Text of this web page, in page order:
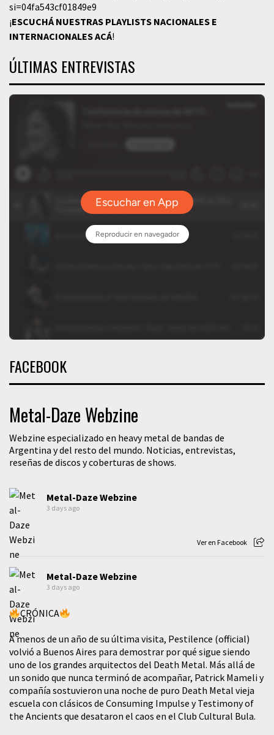
si=04fa543cf01849e9
¡ESCUCHÁ NUESTRAS PLAYLISTS NACIONALES E
INTERNACIONALESACÁ!
ÚLTIMAS ENTREVISTAS
FACEBOOK
Metal-Daze Webzine
Webzine especializado en heavy metal de bandas de
Argentina y del resto del mundo. Noticias, entrevistas,
reseñas de discos y coberturas de shows.
Metal-Daze Webzine
3 days ago
Ver en Facebook
Metal-Daze Webzine
3 days ago
CRÓNICA
A menos de un año de su última visita, Pestilence (official)
volvió a Buenos Aires para demostrar por qué sigue siendo
uno de los grandes arquitectos del Death Metal. Más allá de
un sonido que nunca terminó de acompañar, Patrick Mameli y
compañía sostuvieron una noche de puro Death Metal vieja
escuela con clásicos de Consuming Impulse y Testimony of
the Ancients que desataron el caos en el Club Cultural Bula.